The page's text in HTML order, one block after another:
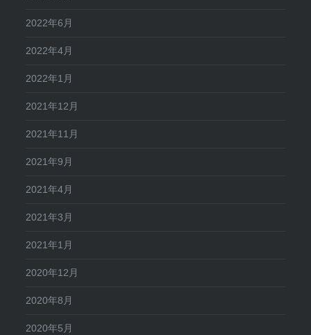
2022年6月
2022年4月
2022年1月
2021年12月
2021年11月
2021年9月
2021年4月
2021年3月
2021年1月
2020年12月
2020年8月
2020年5月